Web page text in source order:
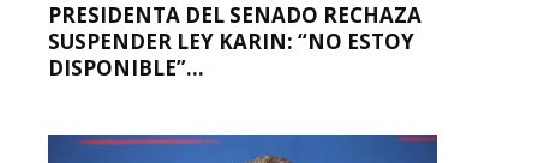
PRESIDENTA DEL SENADO RECHAZA
SUSPENDER LEY KARIN: “NO ESTOY
DISPONIBLE”...